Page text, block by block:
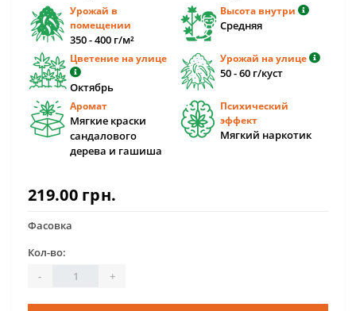
Урожай в
помещении
350 - 400 г/м²
Высота внутри
Средняя
Цветение на улице
Октябрь
Урожай на улице
50 - 60 г/куст
Аромат
Мягкие краски
сандалового
дерева и гашиша
Психический
эффект
Мягкий наркотик
219.00 грн.
Фасовка
Кол-во:
-
+